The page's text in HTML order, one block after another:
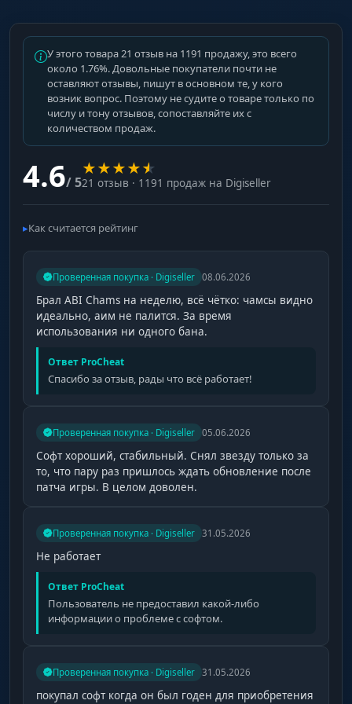
У этого товара 21 отзыв на 1191 продажу, это всего
около 1.76%. Довольные покупатели почти не
оставляют отзывы, пишут в основном те, у кого
возник вопрос. Поэтому не судите о товаре только по
числу и тону отзывов, сопоставляйте их с
количеством продаж.
4.6/ 5
★★★★★
21 отзыв · 1191 продаж на Digiseller
Как считается рейтинг
Проверенная покупка · Digiseller 08.06.2026
Брал ABI Chams на неделю, всё чётко: чамсы видно
идеально, аим не палится. За время
использования ни одного бана.
Ответ ProCheat
Спасибо за отзыв, рады что всё работает!
Проверенная покупка · Digiseller 05.06.2026
Софт хороший, стабильный. Снял звезду только за
то, что пару раз пришлось ждать обновление после
патча игры. В целом доволен.
Проверенная покупка · Digiseller 31.05.2026
Не работает
Ответ ProCheat
Пользователь не предоставил какой-либо
информации о проблеме с софтом.
Проверенная покупка · Digiseller 31.05.2026
покупал софт когда он был годен для приобретения